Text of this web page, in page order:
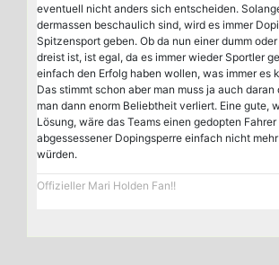
eventuell nicht anders sich entscheiden.
dermassen beschaulich sind, wird es immer
Spitzensport geben. Ob da nun einer dumm
dreist ist, ist egal, da es immer wieder Sportler
einfach den Erfolg haben wollen, was immer es
Das stimmt schon aber man muss ja auch daran
man dann enorm Beliebtheit verliert. Eine gute,
Lösung, wäre das Teams einen gedopten
abgessessener Dopingsperre einfach nicht
würden.
Offizieller Mari Holden Fan!!